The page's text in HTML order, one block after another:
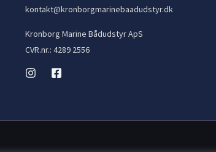
kontakt@kronborgmarinebaadudstyr.dk
Kronborg Marine Bådudstyr ApS
CVR.nr.: 4289 2556